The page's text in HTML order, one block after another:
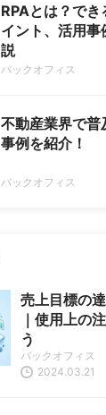
RPAとは？で
イント、活用
説
バックオフィス
不動産業界で普
事例を紹介！
バックオフィス
売上目標の
｜使用上の
う
2024.03.21
バックオフィス